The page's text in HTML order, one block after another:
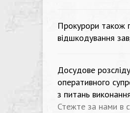
Прокурори також
відшкодування
Досудове
оперативного
з питань
Стежте за нами в